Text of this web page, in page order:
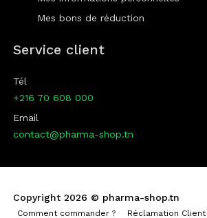
Mes bons de réduction
Service client
Tél
+216 70 608 000
Email
contact@pharma-shop.tn
Copyright 2026 © pharma-shop.tn
Comment commander ? Réclamation Client